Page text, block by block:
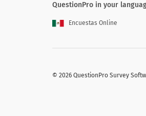
Does the news
Evet
QuestionPro in your
Encuestas Online
© 2026 QuestionPro Survey